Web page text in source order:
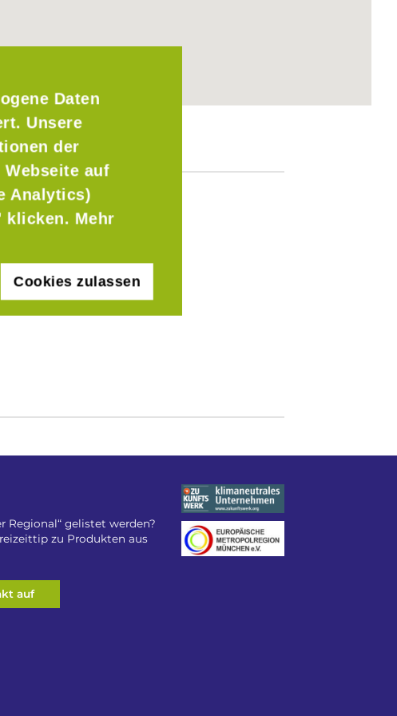
Daten
Unsere
der
auf
Analytics)
klicken. Mehr
Cookies zulassen
Regional“ gelistet werden?
zu Produkten aus
auf